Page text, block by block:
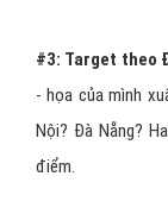
#3: Target theo
- họa của mình
Nội? Đà Nẵng?
điểm.